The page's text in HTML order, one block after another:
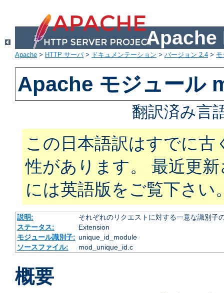
Apache
Apache > HTTP サーバ> ドキュメンテーション > バージョン 2.4 >
Apache モジュール
翻訳済み言
この日本語訳はすでに古
性があります。 最近更
には英語版をご覧下さい
説明:
それぞれのリクエストに対する一意な識別子
ステータス:
Extension
モジュール識別子: unique_id_module
ソースファイル:
mod_unique_id.c
概要